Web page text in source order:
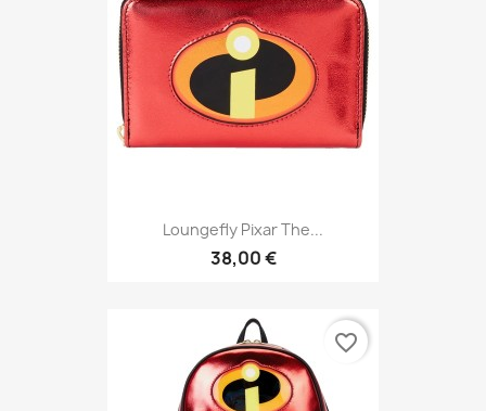
Loungefly Pixar The...
38,00 €
favorite_border